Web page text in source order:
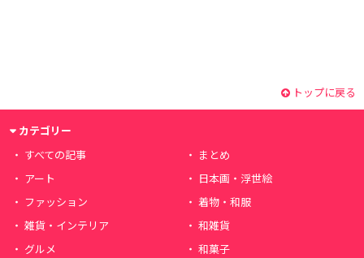
トップに戻る
カテゴリー
すべての記事
まとめ
アート
日本画・浮世絵
ファッション
着物・和服
雑貨・インテリア
和雑貨
グルメ
和菓子